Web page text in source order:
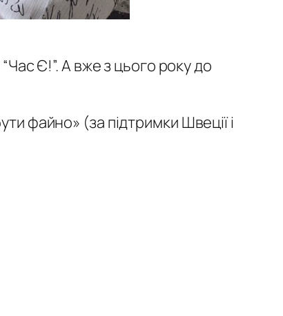
Є!”. А вже з цього року до
файно» (за підтримки Швеції і